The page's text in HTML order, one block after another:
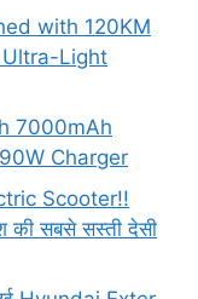
with 120KM
Ultra-Light
7000mAh
Charger
Scooter!!
सबसे सस्ती देसी